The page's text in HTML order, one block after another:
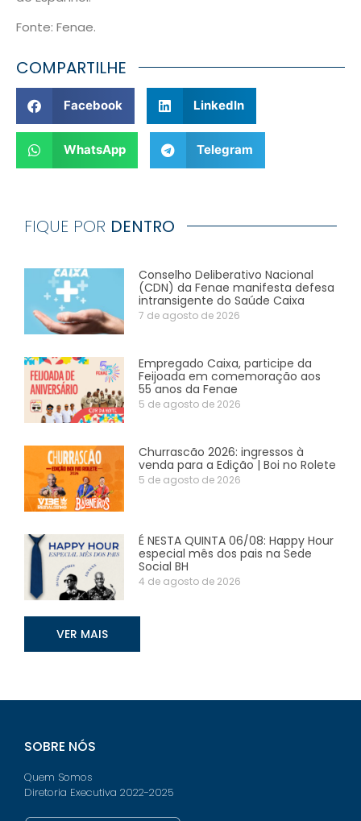
Fonte: Fenae.
COMPARTILHE
Facebook LinkedIn
WhatsApp Telegram
FIQUE POR DENTRO
Conselho Deliberativo Nacional
(CDN) da Fenae manifesta defesa
intransigente do Saúde Caixa
7 de agosto de 2026
Empregado Caixa, participe da
Feijoada em comemoração aos
55 anos da Fenae
5 de agosto de 2026
Churrascão 2026: ingressos à
venda para a Edição | Boi no Rolete
5 de agosto de 2026
É NESTA QUINTA 06/08: Happy Hour
especial mês dos pais na Sede
Social BH
4 de agosto de 2026
VER MAIS
SOBRE NÓS
Quem Somos
Diretoria Executiva 2022-2025